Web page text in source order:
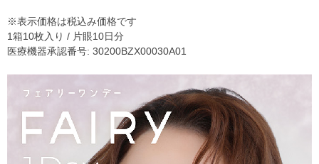
※表示価格は税込み価格です
1箱10枚入り / 片眼10日分
医療機器承認番号: 30200BZX00030A01